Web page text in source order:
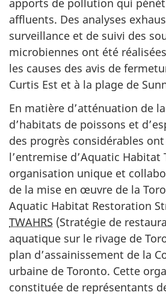
apports de pollution qui
affluents. Des analyses
surveillance et de suivi des
microbiennes ont été
les causes des avis de
Curtis Est et à la plage de
En matière d’atténuation de
d’habitats de poissons et
des progrès considérables
l’entremise d’Aquatic Habitat
organisation unique et
de la mise en œuvre de la
Aquatic Habitat Restoration
TWAHRS (Stratégie de
aquatique sur le rivage de
plan d’assainissement de la
urbaine de Toronto. Cette
constituée de représentants